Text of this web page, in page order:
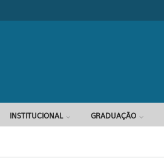
INSTITUCIONAL GRADUAÇÃO